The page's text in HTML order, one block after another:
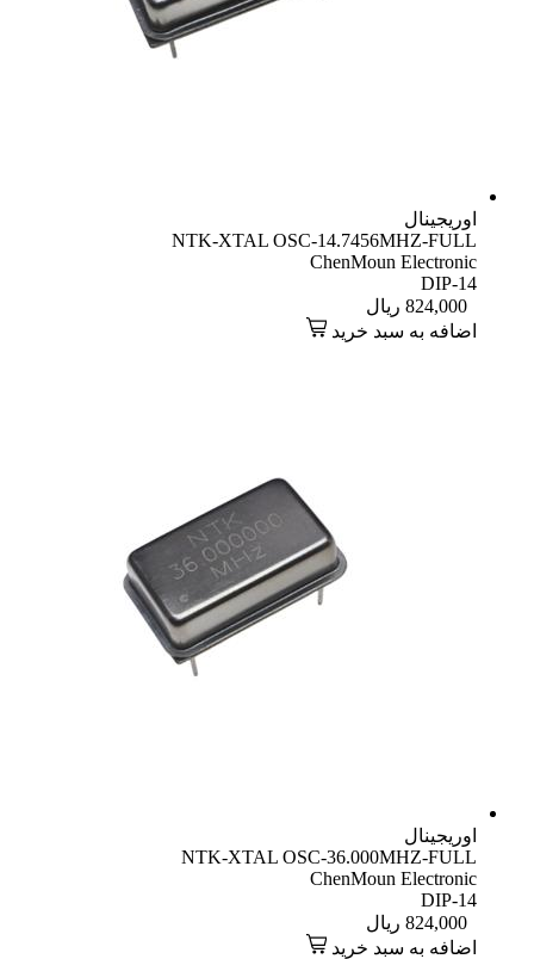
اوریجینال
NTK-XTAL OSC-14.7456MHZ-FULL
ChenMoun Electronic
DIP-14
824,000 ریال
اضافه به سبد خرید
اوریجینال
NTK-XTAL OSC-36.000MHZ-FULL
ChenMoun Electronic
DIP-14
824,000 ریال
اضافه به سبد خرید